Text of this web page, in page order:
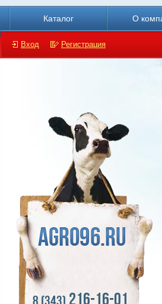
Каталог О
Вход Регистрация
8 (343) 216-16-01